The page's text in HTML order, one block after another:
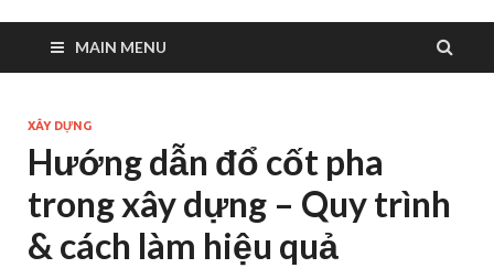
MAIN MENU
XÂY DỰNG
Hướng dẫn đổ cốt pha
trong xây dựng – Quy trình
& cách làm hiệu quả